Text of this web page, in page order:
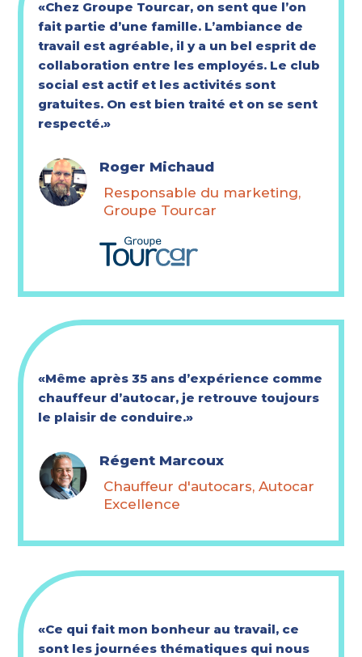
«Chez Groupe Tourcar, on sent que l’on
fait partie d’une famille. L’ambiance de
travail est agréable, il y a un bel esprit de
collaboration entre les employés. Le club
social est actif et les activités sont
gratuites. On est bien traité et on se sent
respecté.»
Roger Michaud
Responsable du marketing,
Groupe Tourcar
«Même après 35 ans d’expérience comme
chauffeur d’autocar, je retrouve toujours
le plaisir de conduire.»
Régent Marcoux
Chauffeur d'autocars, Autocar
Excellence
«Ce qui fait mon bonheur au travail, ce
sont les journées thématiques qui nous